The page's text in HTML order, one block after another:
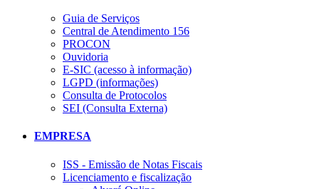
Guia de Serviços
Central de Atendimento 156
PROCON
Ouvidoria
E-SIC (acesso à informação)
LGPD (informações)
Consulta de Protocolos
SEI (Consulta Externa)
EMPRESA
ISS - Emissão de Notas Fiscais
Licenciamento e fiscalização